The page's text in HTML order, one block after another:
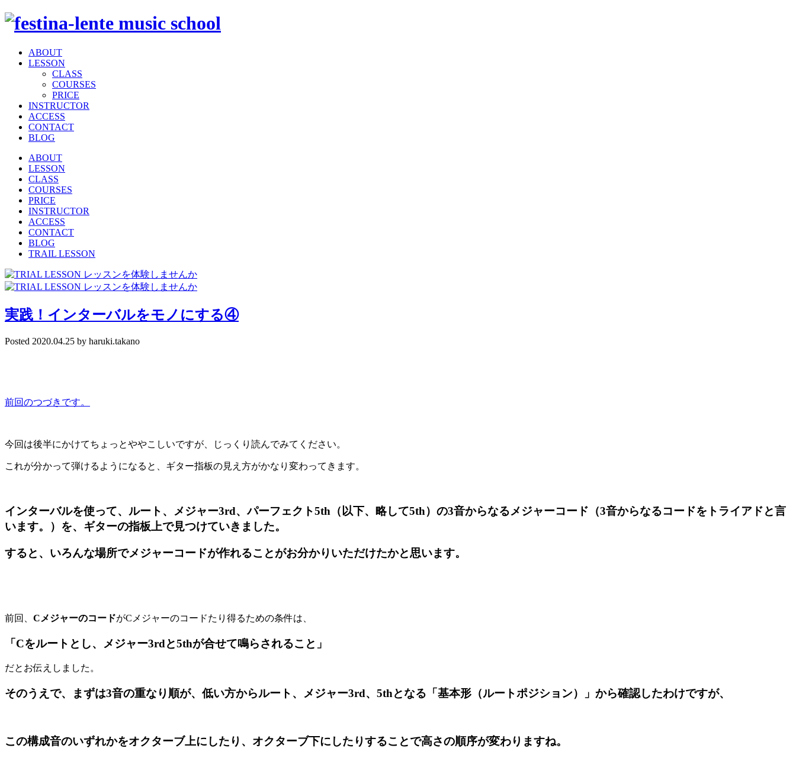
ABOUT
LESSON
CLASS
COURSES
PRICE
INSTRUCTOR
ACCESS
CONTACT
BLOG
ABOUT
LESSON
CLASS
COURSES
PRICE
INSTRUCTOR
ACCESS
CONTACT
BLOG
TRAIL LESSON
実践！インターバルをモノにする④
Posted 2020.04.25 by haruki.takano
前回のつづきです。
今回は後半にかけてちょっとややこしいですが、じっくり読んでみてください。
これが分かって弾けるようになると、ギター指板の見え方がかなり変わってきます。
インターバルを使って、ルート、メジャー3rd、パーフェクト5th （以下、略して5th）の3音からなるメジャーコード（3音からなるコードをトライアドと言
います。）を、ギターの指板上で見つけていきました。
すると、いろんな場所でメジャーコードが作れることがお分かりいただけたかと思います。
前回、 C メジャーのコードがC メジャーのコードたり得るための条件は、
「Cをルートとし、メジャー3rdと5thが合せて鳴らされること」
だとお伝えしました。
そのうえで、まずは3音の重なり順が、低い方からルート、メジャー3rd、 5thとなる 「基本形（ルートポジション）」 から確認したわけですが、
この構成音のいずれかをオクターブ上にしたり、オクターブ下にしたりすることで高さの順序が変わりますね。